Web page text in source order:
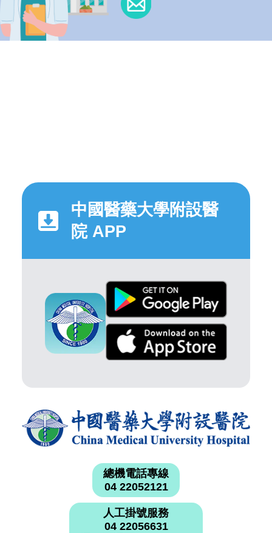
中國醫藥大學附設醫
院 APP
總機電話專線
04 22052121
人工掛號服務
04 22056631